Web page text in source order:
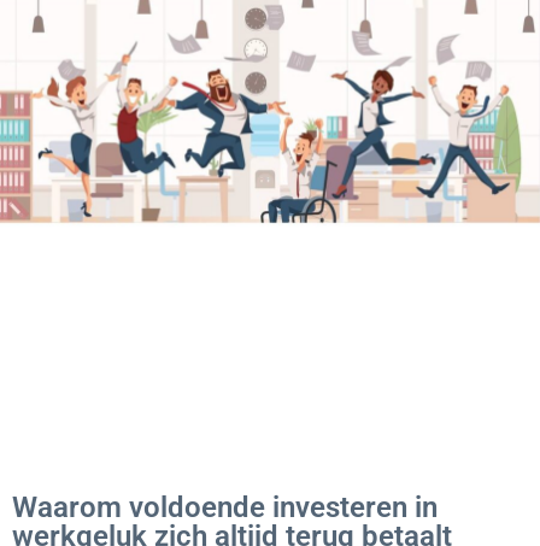
Waarom voldoende investeren in
werkgeluk zich altijd terug betaalt